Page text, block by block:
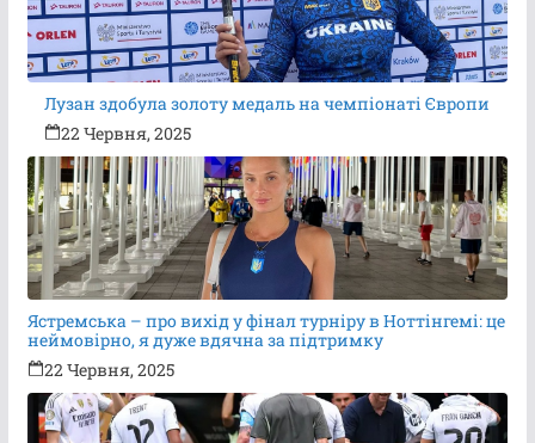
Лузан здобула золоту медаль на чемпіонаті Європи
22 Червня, 2025
Ястремська – про вихід у фінал турніру в Ноттінгемі: це
неймовірно, я дуже вдячна за підтримку
22 Червня, 2025